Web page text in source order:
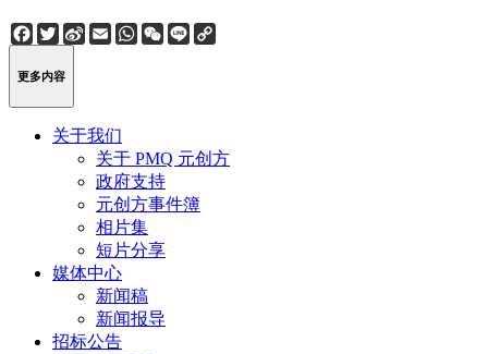
Facebook
Twitter
Sina
Weibo
EmailWhatsApp
WeChat
Line
更多内容
关于我们
关于 PMQ 元创方
政府支持
元创方事件簿
相片集
短片分享
媒体中心
新闻稿
新闻报导
招标公告